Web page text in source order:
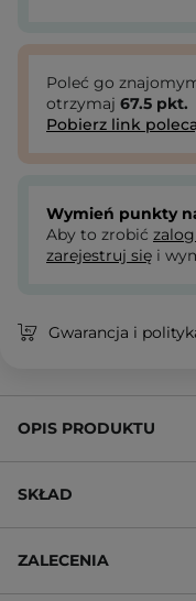
Poleć go
otrzymaj 67.5 pkt.
Pobierz link
Wymień punkty
Aby to zrobić
zarejestruj się i
Gwarancja i
OPIS PRODUKTU
SKŁAD
ZALECENIA